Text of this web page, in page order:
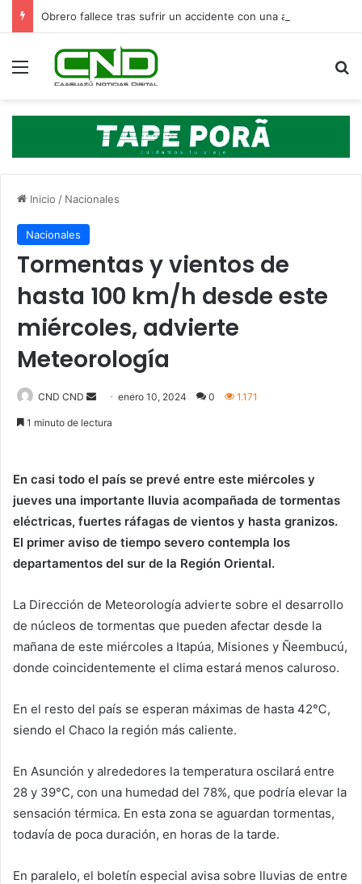
Menú
Inicio / Nacionales
Nacionales
Tormentas y vientos de
hasta 100 km/h desde este
miércoles, advierte
Meteorología
CND CND
Sendenero 10, 2024 0 1.171
1 minuto de lectura
En casi todo el país se prevé entre este miércoles y
jueves una importante lluvia acompañada de tormentas
eléctricas, fuertes ráfagas de vientos y hasta granizos.
El primer aviso de tiempo severo contempla los
departamentos del sur de la Región Oriental.
La Dirección de Meteorología advierte sobre el desarrollo
de núcleos de tormentas que pueden afectar desde la
mañana de este miércoles a Itapúa, Misiones y Ñeembucú,
donde coincidentemente el clima estará menos caluroso.
En el resto del país se esperan máximas de hasta 42℃,
siendo el Chaco la región más caliente.
En Asunción y alrededores la temperatura oscilará entre
28 y 39°C, con una humedad del 78%, que podría elevar la
sensación térmica. En esta zona se aguardan tormentas,
todavía de poca duración, en horas de la tarde.
En paralelo, el boletín especial avisa sobre lluvias de entre